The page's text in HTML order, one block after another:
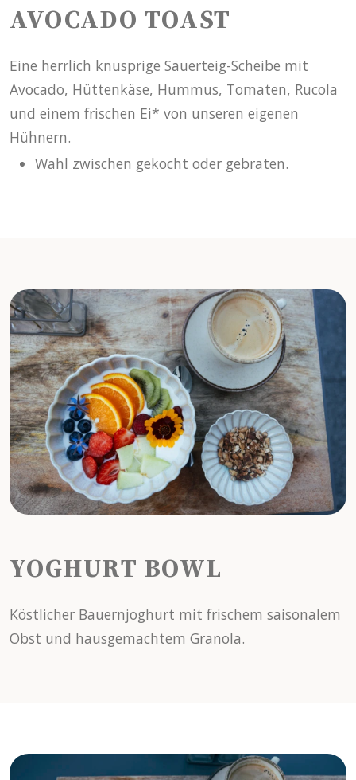
AVOCADO TOAST
Eine herrlich knusprige Sauerteig-Scheibe mit
Avocado, Hüttenkäse, Hummus, Tomaten, Rucola
und einem frischen Ei* von unseren eigenen
Hühnern.
Wahl zwischen gekocht oder gebraten.
YOGHURT BOWL
Köstlicher Bauernjoghurt mit frischem saisonalem
Obst und hausgemachtem Granola.